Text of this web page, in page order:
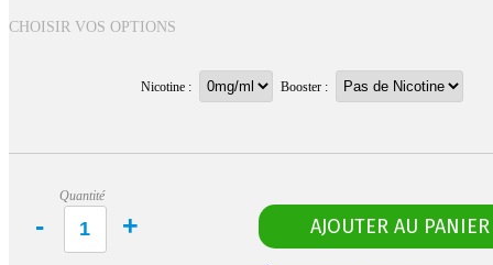
CHOISIR VOS OPTIONS
Nicotine : Booster :
Quantité